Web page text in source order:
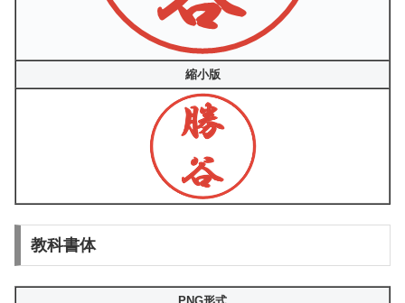
縮小版
教科書体